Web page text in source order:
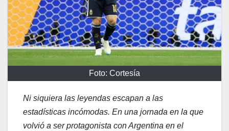
Foto: Cortesía
Ni siquiera las leyendas escapan a las
estadísticas incómodas. En una jornada en la que
volvió a ser protagonista con Argentina en el